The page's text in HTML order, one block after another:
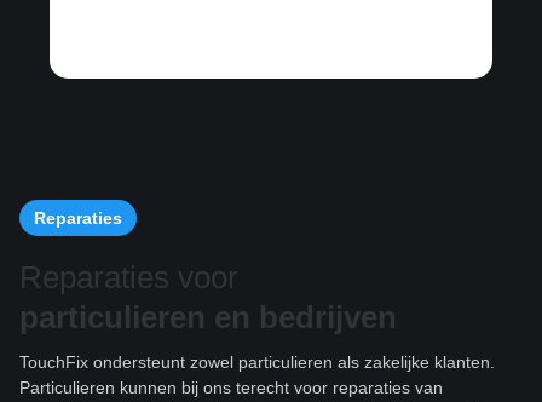
Reparaties
Reparaties voor
particulieren en bedrijven
TouchFix ondersteunt zowel particulieren als zakelijke klanten.
Particulieren kunnen bij ons terecht voor reparaties van